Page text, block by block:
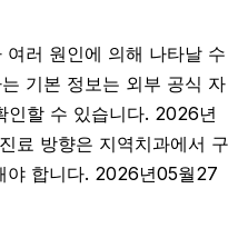
러 원인에 의해 나타날 수
기본 정보는 외부 공식 자
인할 수 있습니다. 2026년
료 방향은 지역치과에서 구
야 합니다. 2026년05월27